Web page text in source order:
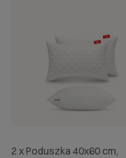
2 x Poduszka 40x60 cm,